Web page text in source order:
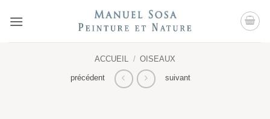
ACCUEIL / OISEAUX
précédent suivant